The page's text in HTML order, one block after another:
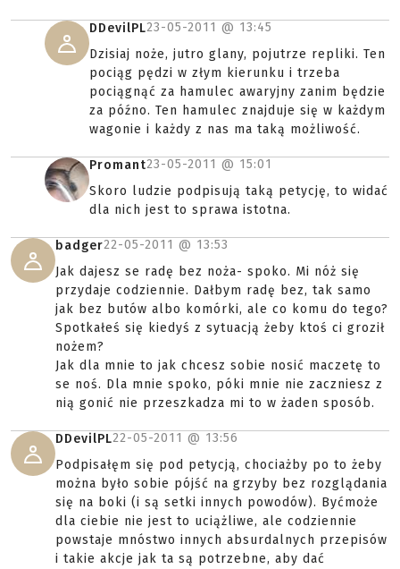
DDevilPL23-05-2011 @ 13:45
Dzisiaj noże, jutro glany, pojutrze repliki. Ten
pociąg pędzi w złym kierunku i trzeba
pociągnąć za hamulec awaryjny zanim będzie
za późno. Ten hamulec znajduje się w każdym
wagonie i każdy z nas ma taką możliwość.
Promant23-05-2011 @ 15:01
Skoro ludzie podpisują taką petycję, to widać
dla nich jest to sprawa istotna.
badger22-05-2011 @ 13:53
Jak dajesz se radę bez noża- spoko. Mi nóż się
przydaje codziennie. Dałbym radę bez, tak samo
jak bez butów albo komórki, ale co komu do tego?
Spotkałeś się kiedyś z sytuacją żeby ktoś ci groził
nożem?
Jak dla mnie to jak chcesz sobie nosić maczetę to
se noś. Dla mnie spoko, póki mnie nie zaczniesz z
nią gonić nie przeszkadza mi to w żaden sposób.
DDevilPL22-05-2011 @ 13:56
Podpisałęm się pod petycją, chociażby po to żeby
można było sobie pójść na grzyby bez rozglądania
się na boki (i są setki innych powodów). Byćmoże
dla ciebie nie jest to uciążliwe, ale codziennie
powstaje mnóstwo innych absurdalnych przepisów
i takie akcje jak ta są potrzebne, aby dać